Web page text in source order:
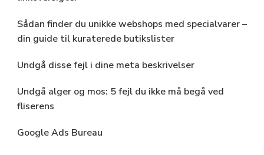
Sådan finder du unikke webshops med specialvarer –
din guide til kuraterede butikslister
Undgå disse fejl i dine meta beskrivelser
Undgå alger og mos: 5 fejl du ikke må begå ved
fliserens
Google Ads Bureau